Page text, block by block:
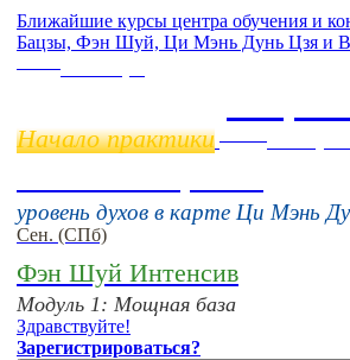
Ближайшие курсы центра обучения и
Бацзы, Фэн Шуй, Ци Мэнь Дунь Цзя и
Начало практики
уровень духов в карте Ци Мэнь
Сен. (СПб)
Фэн Шуй Интенсив
Модуль 1: Мощная база
Здравствуйте!
Зарегистрироваться?